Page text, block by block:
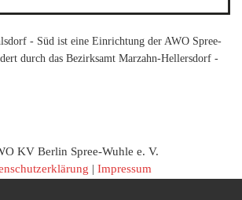
- Süd ist eine Einrichtung der AWO Spree-
durch das Bezirksamt Marzahn-Hellersdorf -
| Impressum